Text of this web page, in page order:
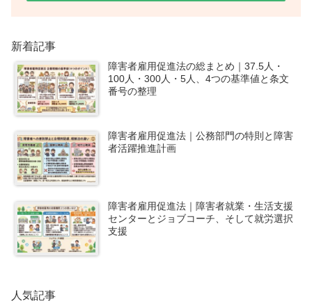
新着記事
障害者雇用促進法の総まとめ｜37.5人・
100人・300人・5人、4つの基準値と条文
番号の整理
障害者雇用促進法｜公務部門の特則と障害
者活躍推進計画
障害者雇用促進法｜障害者就業・生活支援
センターとジョブコーチ、そして就労選択
支援
人気記事